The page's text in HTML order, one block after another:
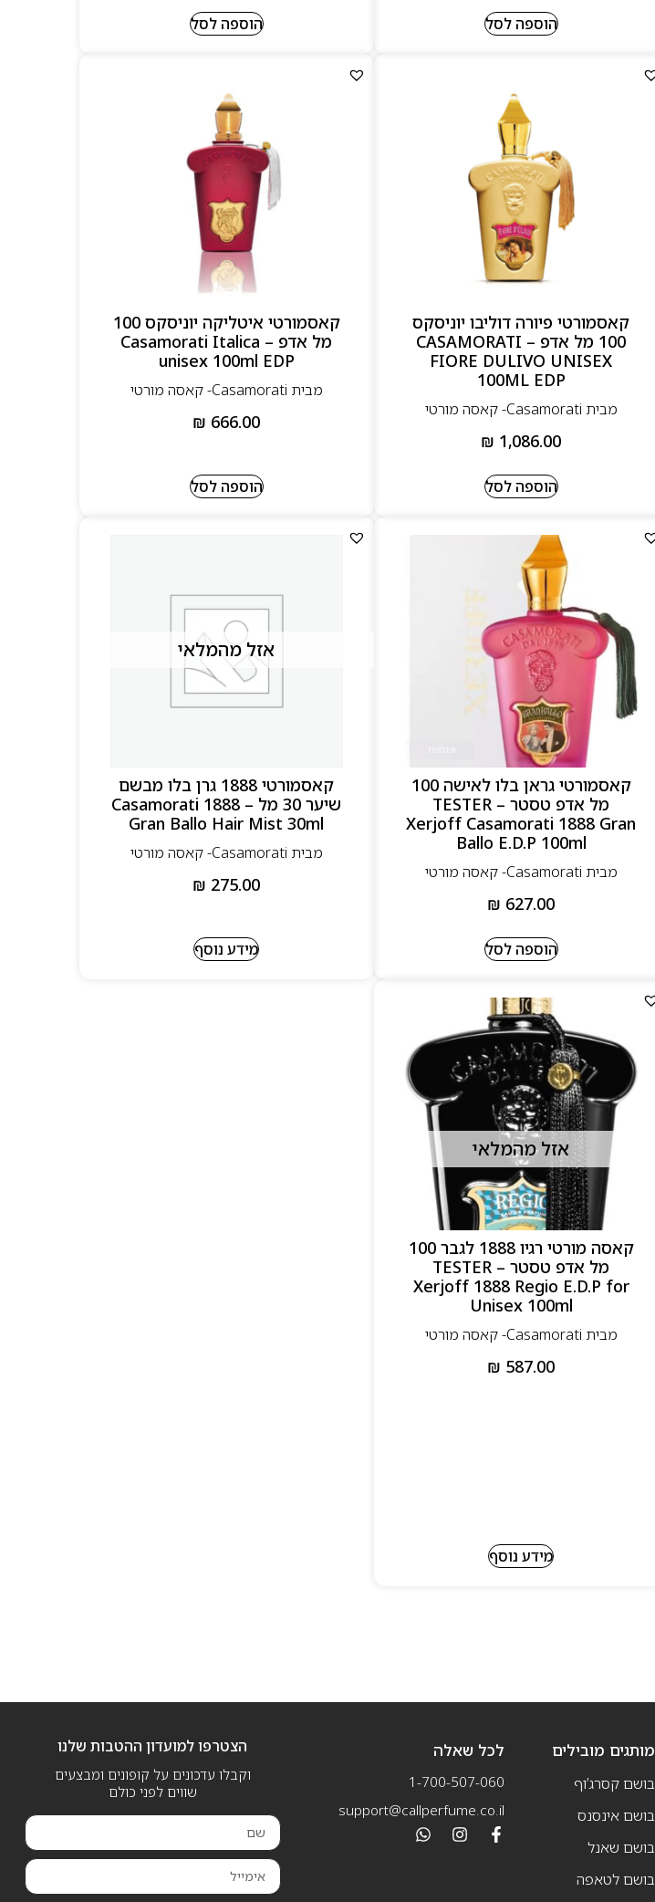
הוספה לסל הוספה לסל
קאסמורטי פיורה דוליבו יוניסקס
100 מל אדפ – CASAMORATI
FIORE DULIVO UNISEX
100ML EDP
מבית Casamorati- קאסה מורטי
₪ 1,086.00
הוספה לסל
קאסמורטי איטליקה יוניסקס 100
מל אדפ – Casamorati Italica
unisex 100ml EDP
מבית Casamorati- קאסה מורטי
₪ 666.00
הוספה לסל
קאסמורטי גראן בלו לאישה 100
מל אדפ טסטר – TESTER
Xerjoff Casamorati 1888 Gran
Ballo E.D.P 100ml
מבית Casamorati- קאסה מורטי
₪ 627.00
הוספה לסל
אזל מהמלאי
קאסמורטי 1888 גרן בלו מבשם
שיער 30 מל – Casamorati 1888
Gran Ballo Hair Mist 30ml
מבית Casamorati- קאסה מורטי
₪ 275.00
מידע נוסף
אזל מהמלאי
קאסה מורטי רגיו 1888 לגבר 100
מל אדפ טסטר – TESTER
Xerjoff 1888 Regio E.D.P for
Unisex 100ml
מבית Casamorati- קאסה מורטי
₪ 587.00
מידע נוסף
מותגים מובילים
בושם קסרג’וף
בושם אינסנס
בושם שאנל
בושם לטאפה
לכל שאלה
1-700-507-060
support@callperfume.co.il
הצטרפו למועדון ההטבות שלנו
וקבלו עדכונים על קופונים ומבצעים
שווים לפני כולם